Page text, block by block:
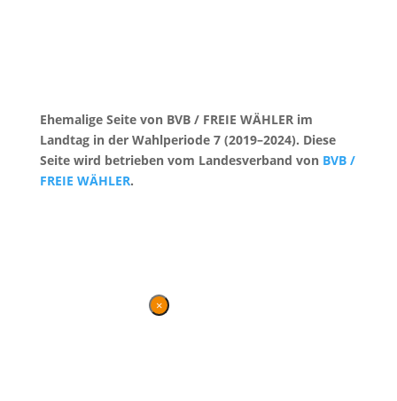
Ehemalige Seite von BVB / FREIE WÄHLER im
Landtag in der Wahlperiode 7 (2019–2024). Diese
Seite wird betrieben vom Landesverband von BVB /
FREIE WÄHLER.
×